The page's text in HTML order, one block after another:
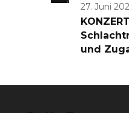
27. Juni
und